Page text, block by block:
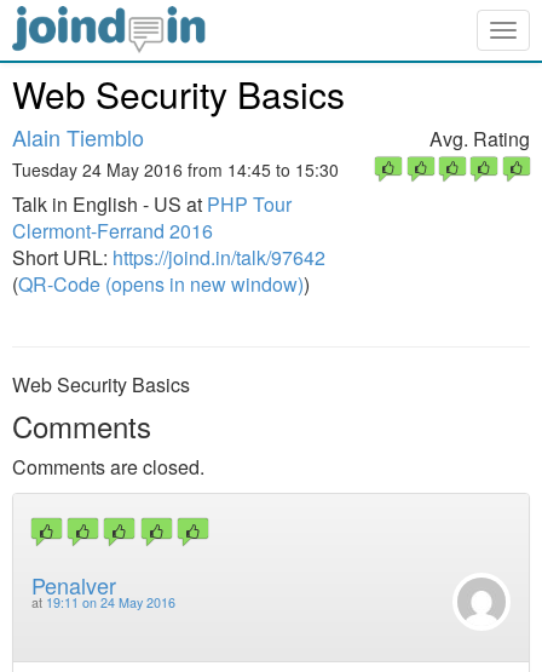
Web Security Basics
Alain Tiemblo
Tuesday 24 May 2016 from 14:45 to 15:30
Talk in English - US at PHP Tour
Clermont-Ferrand 2016
Short URL: https://joind.in/talk/97642
(QR-Code (opens in new window))
Avg. Rating
Web Security Basics
Comments
Comments are closed.
Penalver
at 19:11 on 24 May 2016